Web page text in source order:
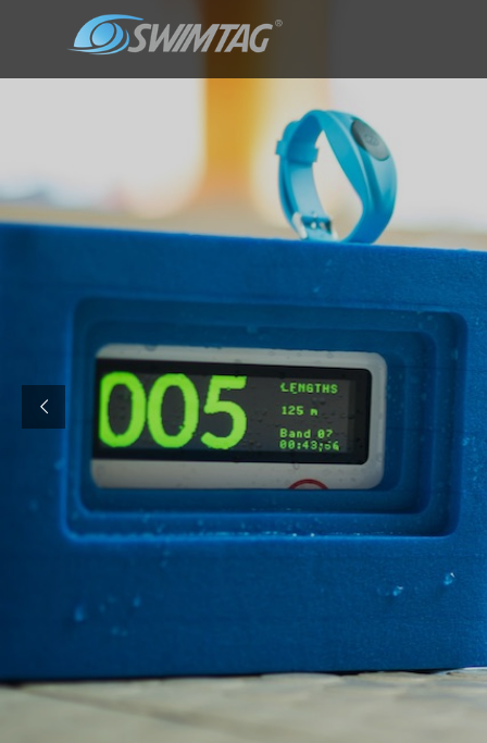
Dean Barney
@SWIMTAG is a great way of tracking
your movement and fitness in the water and
setting yourself goals and challenge…
خ ا د م
@SWIMTAG Thank you very much for
doing great job by pushing lazy people…
Marie-Anne
@SWIMTAG 40 lengths completed
today and feeling fitter and it is all because of
@SWIMTAG making me want to beat my…
https://t.co/pzEENtZzV3
Using @SWIMTAG to help me improve every
session, it's working & now have my sights set
on a sprint tri!